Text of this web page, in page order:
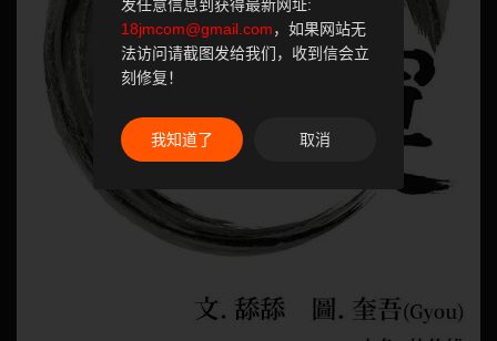
发任意信息到获得最新网址:
18jmcom@gmail.com，如果网站无
法访问请截图发给我们，收到信会立
刻修复！
我知道了 取消